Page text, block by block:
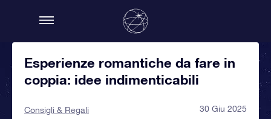
Esperienze romantiche da fare in
coppia: idee indimenticabili
Consigli & Regali 30 Giu 2025